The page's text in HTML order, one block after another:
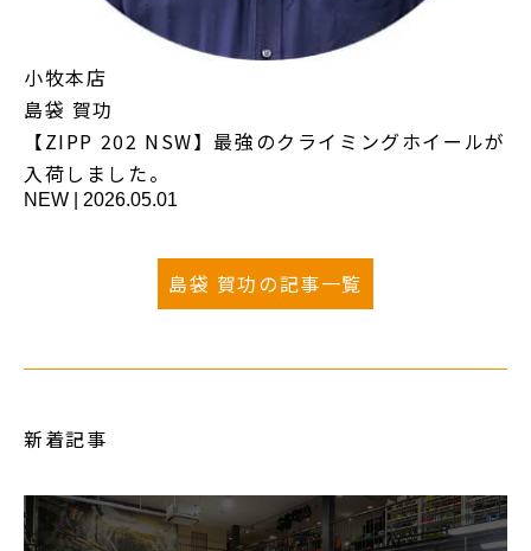
小牧本店
島袋 賀功
【ZIPP 202 NSW】最強のクライミングホイールが
入荷しました。
NEW 2026.05.01
島袋 賀功の記事一覧
新着記事